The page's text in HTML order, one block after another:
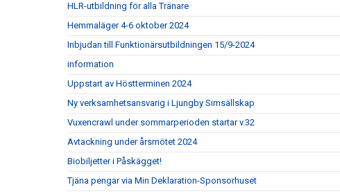
HLR-utbildning för alla Tränare
Hemmaläger 4-6 oktober 2024
Inbjudan till Funktionärsutbildningen 15/9-2024
information
Uppstart av Höstterminen 2024
Ny verksamhetsansvarig i Ljungby Simsällskap
Vuxencrawl under sommarperioden startar v.32
Avtackning under årsmötet 2024
Biobiljetter i Påskägget!
Tjäna pengar via Min Deklaration-Sponsorhuset